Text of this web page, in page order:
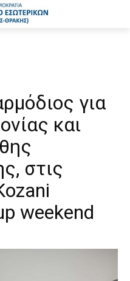
για
και
στις
weekend